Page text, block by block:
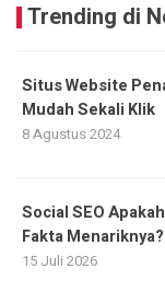
Trending di
Situs Website
Mudah Sekali Klik
8 Agustus 2024
Social SEO
Fakta Menariknya?
15 Juli 2026